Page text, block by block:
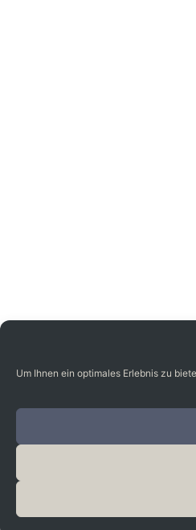
Um Ihnen ein optimales Erlebnis zu